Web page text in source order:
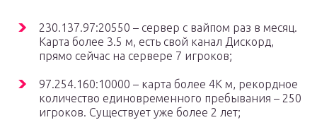
230.137.97:20550 – сервер с вайпом раз в месяц.
Карта более 3.5 м, есть свой канал Дискорд,
прямо сейчас на сервере 7 игроков;
97.254.160:10000 – карта более 4К м, рекордное
количество единовременного пребывания – 250
игроков. Существует уже более 2 лет;